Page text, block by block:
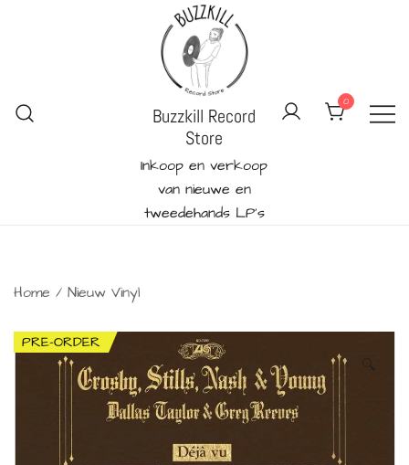
Buzzkill Record
Store
Inkoop en verkoop
van nieuwe en
tweedehands LP's
0
Home / Nieuw Vinyl
🔍
PRE-ORDER